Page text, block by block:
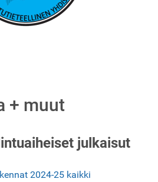
+ muut
julkaisut
2024-25 kaikki